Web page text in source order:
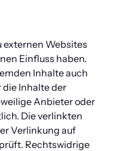
externen Websites
Einfluss haben.
Inhalte auch
die Inhalte der
Anbieter oder
Die verlinkten
Verlinkung auf
Rechtswidrige